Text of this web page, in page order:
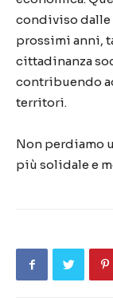
condiviso
prossimi anni,
cittadinanza
contribuendo
territori.
Non perdiamo
più solidale e